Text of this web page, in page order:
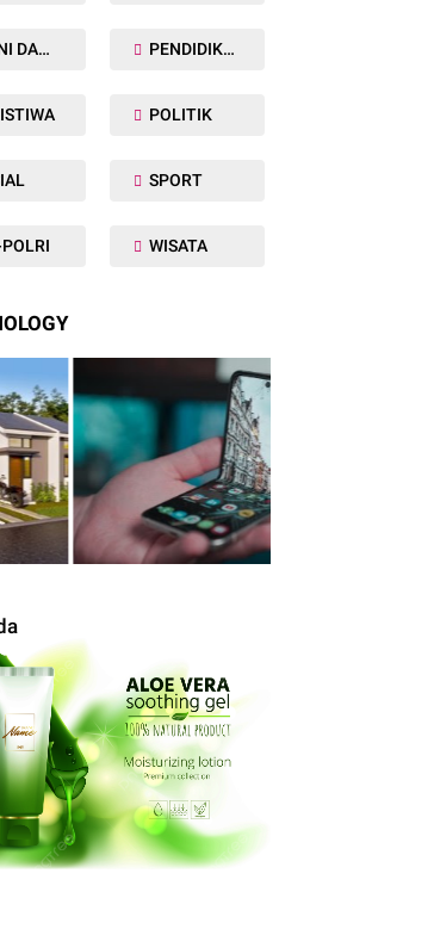
ARTIKEL PENDIDIKAN
POLITIK
SPORT
WISATA